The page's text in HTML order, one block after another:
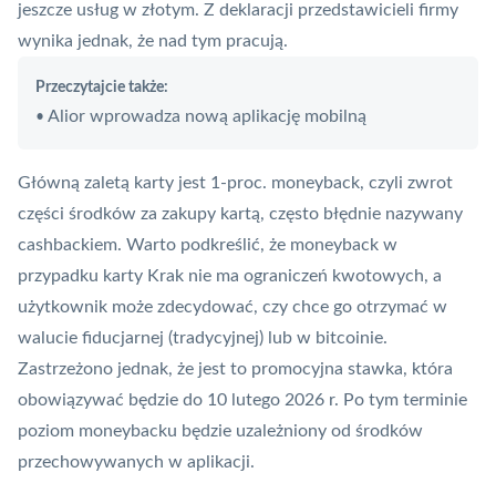
jeszcze usług w złotym. Z deklaracji przedstawicieli firmy
wynika jednak, że nad tym pracują.
Przeczytajcie także:
• Alior wprowadza nową aplikację mobilną
Główną zaletą karty jest 1-proc. moneyback, czyli zwrot
części środków za zakupy kartą, często błędnie nazywany
cashbackiem. Warto podkreślić, że moneyback w
przypadku karty Krak nie ma ograniczeń kwotowych, a
użytkownik może zdecydować, czy chce go otrzymać w
walucie fiducjarnej (tradycyjnej) lub w bitcoinie.
Zastrzeżono jednak, że jest to promocyjna stawka, która
obowiązywać będzie do 10 lutego 2026 r. Po tym terminie
poziom moneybacku będzie uzależniony od środków
przechowywanych w aplikacji.